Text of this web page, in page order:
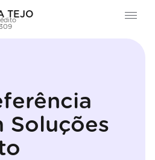
TEJO
Soluções